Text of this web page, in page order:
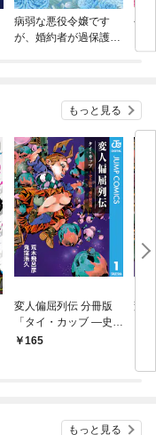
病弱な悪役令嬢です
が、婚約者が過保護す
公
もっと見る
変人偏屈列伝 分冊版
「タイ・カッブ ―史上
最高！ 強打製造機―」
165
変
もっと見る